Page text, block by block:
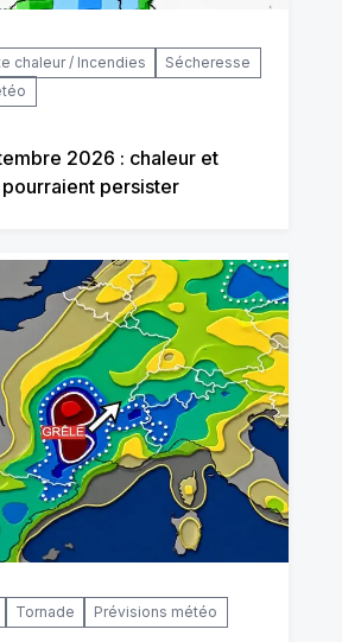
chaleur / Incendies
Sécheresse
2026 : chaleur et
persister
Tornade Prévisions météo